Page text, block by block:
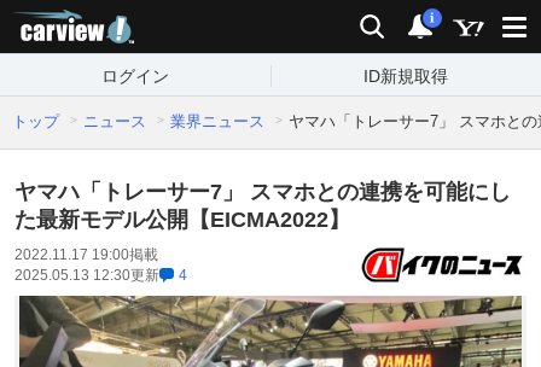
検索 通知
i
ログイン ID新規取得
トップ ニュース 業界ニュース ヤマハ「トレーサー7」 スマホと
ヤマハ「トレーサー7」 スマホとの連携を可能にし
た最新モデル公開【EICMA2022】
2022.11.17 19:00掲載
2025.05.13 12:30更新 4